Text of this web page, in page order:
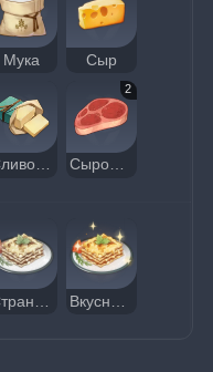
Мука Сыр
Сливочное масло
2
Сырое мясо